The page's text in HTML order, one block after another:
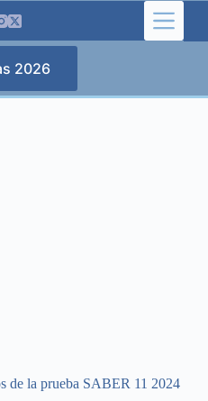
2026
de la prueba SABER 11 2024